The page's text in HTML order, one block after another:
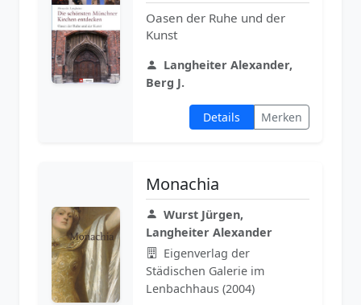
Oasen der Ruhe und der
Kunst
Langheiter Alexander,
Berg J.
Details Merken
Monachia
Wurst Jürgen,
Langheiter Alexander
Eigenverlag der
Städischen Galerie im
Lenbachhaus (2004)